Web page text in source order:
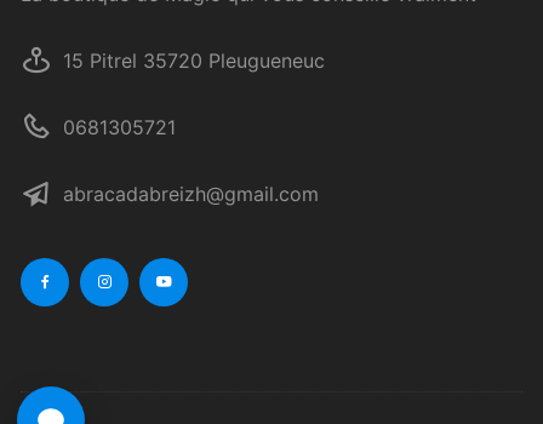
15 Pitrel 35720 Pleugueneuc
0681305721
abracadabreizh@gmail.com